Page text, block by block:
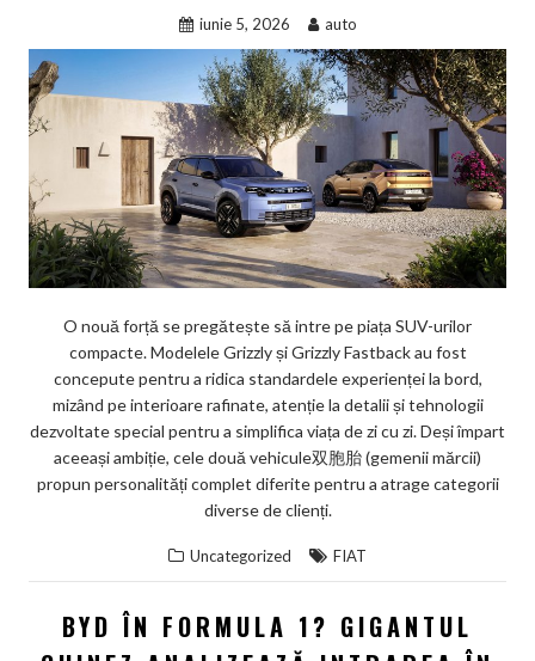
iunie 5, 2026 auto
O nouă forță se pregătește să intre pe piața SUV-urilor
compacte. Modelele Grizzly și Grizzly Fastback au fost
concepute pentru a ridica standardele experienței la bord,
mizând pe interioare rafinate, atenție la detalii și tehnologii
dezvoltate special pentru a simplifica viața de zi cu zi. Deși împart
aceeași ambiție, cele două vehicule双胞胎 (gemenii mărcii)
propun personalități complet diferite pentru a atrage categorii
diverse de clienți.
Uncategorized FIAT
BYD ÎN FORMULA 1? GIGANTUL